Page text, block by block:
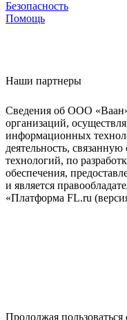
Безопасность
Помощь
Наши партнеры
Сведения об ООО
организаций,
информационных
деятельность,
технологий, по
обеспечения,
и является
«Платформа FL.ru
Продолжая пользоваться